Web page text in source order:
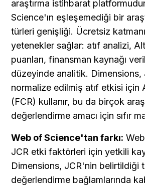
araştırma istihbarat
Science'ın eşleşemediği bir
türleri genişliği. Ücretsiz
yetenekler sağlar: atıf analizi,
puanları, finansman kaynağı
düzeyinde analitik. Dimensions,
normalize edilmiş atıf etkisi için
(FCR) kullanır, bu da birçok
değerlendirme amacı için sıfır
Web of Science'tan farkı:
JCR etki faktörleri için yetkili
Dimensions, JCR'nin belirtildiği
değerlendirme bağlamlarında